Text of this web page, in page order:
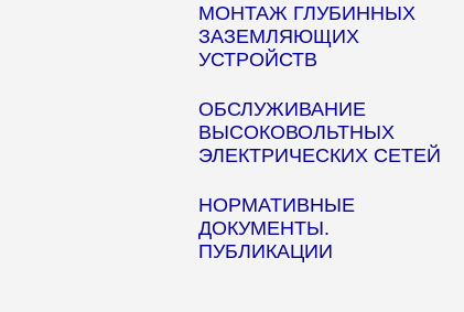
МОНТАЖ ГЛУБИННЫХ
ЗАЗЕМЛЯЮЩИХ
УСТРОЙСТВ
ОБСЛУЖИВАНИЕ
ВЫСОКОВОЛЬТНЫХ
ЭЛЕКТРИЧЕСКИХ СЕТЕЙ
НОРМАТИВНЫЕ
ДОКУМЕНТЫ.
ПУБЛИКАЦИИ